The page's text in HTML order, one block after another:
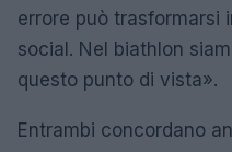
errore può trasformarsi
social. Nel biathlon
questo punto di vista».
Entrambi concordano